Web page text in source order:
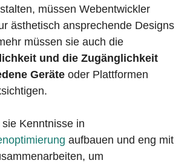
müssen Webentwickler
ästhetisch ansprechende Designs
müssen sie auch die
und die Zugänglichkeit
Geräte oder Plattformen
Kenntnisse in
aufbauen und eng mit
um